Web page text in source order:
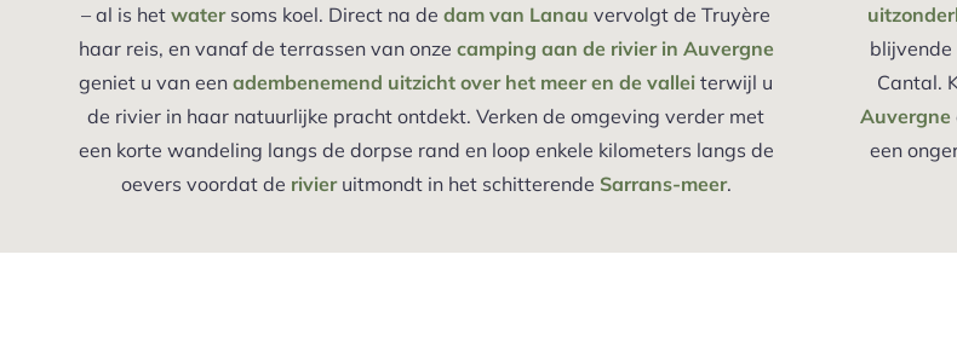
– al is hetwatersoms koel. Direct na dedam van Lanau vervolgt de Truyère
haar reis, en vanaf de terrassen van onze camping aan de rivier in Auvergne
geniet u van eenadembenemend uitzicht over het meer en de vallei terwijl u
de rivier in haar natuurlijke pracht ontdekt. Verken de omgeving verder met
een korte wandeling langs de dorpse rand en loop enkele kilometers langs de
oevers voordat de rivieruitmondt in het schitterende Sarrans-meer.
Cantal.
Auvergne
een